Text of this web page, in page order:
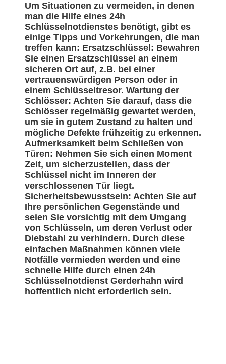
Um Situationen zu vermeiden, in denen
man die Hilfe eines 24h
Schlüsselnotdienstes benötigt, gibt es
einige Tipps und Vorkehrungen, die man
treffen kann: Ersatzschlüssel: Bewahren
Sie einen Ersatzschlüssel an einem
sicheren Ort auf, z.B. bei einer
vertrauenswürdigen Person oder in
einem Schlüsseltresor. Wartung der
Schlösser: Achten Sie darauf, dass die
Schlösser regelmäßig gewartet werden,
um sie in gutem Zustand zu halten und
mögliche Defekte frühzeitig zu erkennen.
Aufmerksamkeit beim Schließen von
Türen: Nehmen Sie sich einen Moment
Zeit, um sicherzustellen, dass der
Schlüssel nicht im Inneren der
verschlossenen Tür liegt.
Sicherheitsbewusstsein: Achten Sie auf
Ihre persönlichen Gegenstände und
seien Sie vorsichtig mit dem Umgang
von Schlüsseln, um deren Verlust oder
Diebstahl zu verhindern. Durch diese
einfachen Maßnahmen können viele
Notfälle vermieden werden und eine
schnelle Hilfe durch einen 24h
Schlüsselnotdienst Gerderhahn wird
hoffentlich nicht erforderlich sein.